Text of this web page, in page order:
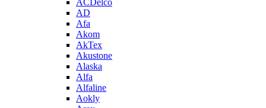
ACDelco
AD
Afa
Akom
AkTex
Akustone
Alaska
Alfa
Alfaline
Aokly